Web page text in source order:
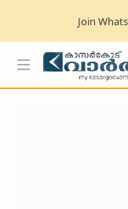
Join